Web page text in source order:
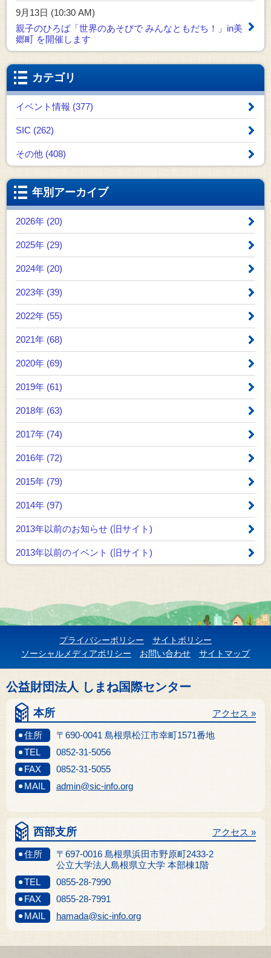
9月13日 (10:30 AM)
親子のひろば「世界のあそびで みんなともだち！」in美
郷町 を開催します
カテゴリ
イベント情報 (377)
SIC (262)
その他 (408)
年別アーカイブ
2026年 (20)
2025年 (29)
2024年 (20)
2023年 (39)
2022年 (55)
2021年 (68)
2020年 (69)
2019年 (61)
2018年 (63)
2017年 (74)
2016年 (72)
2015年 (79)
2014年 (97)
2013年以前のお知らせ (旧サイト)
2013年以前のイベント (旧サイト)
プライバシーポリシー
サイトポリシー
ソーシャルメディアポリシー
お問い合わせ サイトマップ
公益財団法人 しまね国際センター
本所
住所 〒690-0041 島根県松江市幸町1571番地
アクセス »
TEL
0852-31-5056
FAX
0852-31-5055
MAIL
admin@sic-info.org
西部支所
住所
〒697-0016 島根県浜田市野原町2433-2
公立大学法人島根県立大学 本部棟1階
アクセス »
TEL
0855-28-7990
FAX
0855-28-7991
MAIL
hamada@sic-info.org